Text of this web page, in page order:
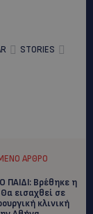
STORIES
ΆΡΘΡΟ